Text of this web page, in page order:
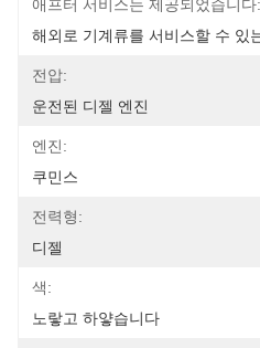
애프터 서비스는 제공되었습니다:
해외로 기계류를 서비스할 수 있
전압:
운전된 디젤 엔진
엔진:
쿠민스
전력형:
디젤
색:
노랗고 하얗습니다